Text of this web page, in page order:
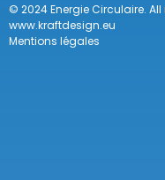
© 2024 Energie Circulaire.
www.kraftdesign.eu
Mentions légales